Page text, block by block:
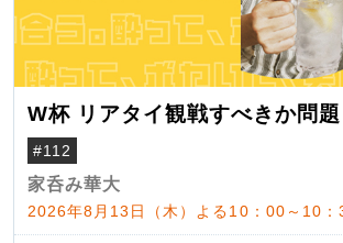
W杯 リアタイ観戦すべきか問題
#112
家呑み華大
2026年8月13日（木）よる10：00～10：